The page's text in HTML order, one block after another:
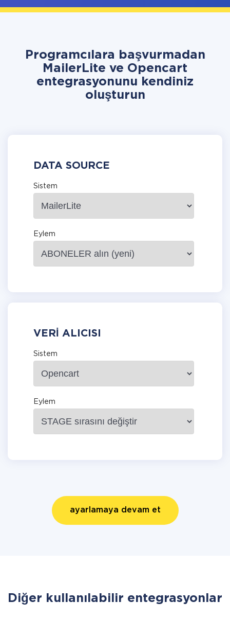
Programcılara başvurmadan
MailerLite ve Opencart
entegrasyonunu kendiniz
oluşturun
DATA SOURCE
Sistem
Eylem
VERI ALICISI
Sistem
Eylem
ayarlamaya devam et
Diğer kullanılabilir entegrasyonlar